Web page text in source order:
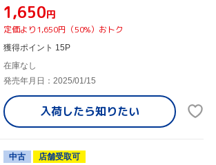
¥1,650円
定価より1,650円（50%）おトク
獲得ポイント 15P
在庫なし
発売年月日：2025/01/15
入荷したら知りたい
中古
店舗受取可